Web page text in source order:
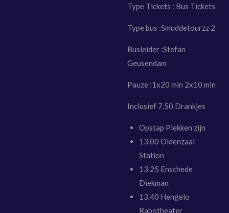
Type Tickets : Bus Tickets
Type bus :Smuddetourzz 2
Busleider :Stefan
Geusendam
Pauze :1x20 min 2x10 min
Inclusief 7.50 Drankjes
Opstap Plekken zijn
13.00 Oldenzaal
Station
13.25 Enschede
Diekman
13.40 Hengelo
Rabotheater